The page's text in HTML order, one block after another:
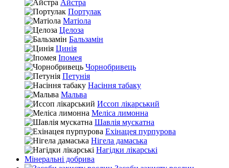
Айстра
Портулак
Матіола
Целоза
Бальзамін
Цинія
Іпомея
Чорнобривець
Петунія
Насіння табаку
Мальва
Иссоп лікарський
Меліса лимонна
Шавлія мускатна
Ехінацея пурпурова
Нігела дамаська
Нагідки лікарські
Мінеральні добрива